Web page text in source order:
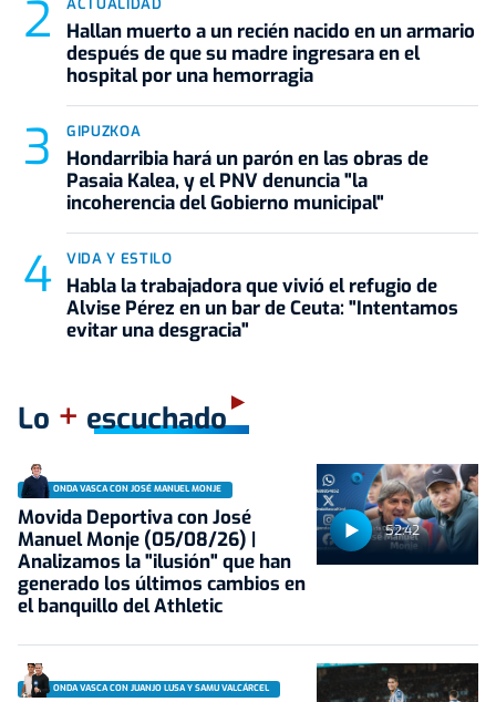
Hallan muerto a un recién nacido en un armario
después de que su madre ingresara en el
hospital por una hemorragia
GIPUZKOA
Hondarribia hará un parón en las obras de
Pasaia Kalea, y el PNV denuncia "la
incoherencia del Gobierno municipal"
VIDA Y ESTILO
Habla la trabajadora que vivió el refugio de
Alvise Pérez en un bar de Ceuta: "Intentamos
evitar una desgracia"
Lo + escuchado
52:42
ONDA VASCA CON JOSÉ MANUEL MONJE
Movida Deportiva con José
Manuel Monje (05/08/26) |
Analizamos la "ilusión" que han
generado los últimos cambios en
el banquillo del Athletic
ONDA VASCA CON JUANJO LUSA Y SAMU VALCÁRCEL